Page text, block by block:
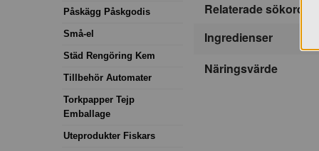
Påskägg Påskgodis
Små-el
Städ Rengöring Kem
Tillbehör Automater
Torkpapper Tejp
Emballage
Uteprodukter Fiskars
Relaterade sökord
Ingredienser
Näringsvärde